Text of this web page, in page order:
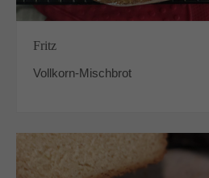
Fritz
Vollkorn-Mischbrot